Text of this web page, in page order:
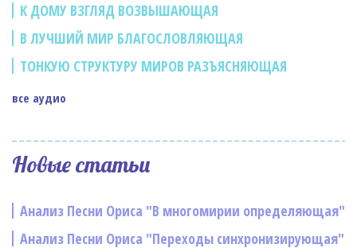
К ДОМУ ВЗГЛЯД ВОЗВЫШАЮЩАЯ
В ЛУЧШИЙ МИР БЛАГОСЛОВЛЯЮЩАЯ
ТОНКУЮ СТРУКТУРУ МИРОВ РАЗЪЯСНЯЮЩАЯ
все аудио
Новые статьи
Анализ Песни Ориса "В многомирии определяющая"
Анализ Песни Ориса "Переходы синхронизирующая"